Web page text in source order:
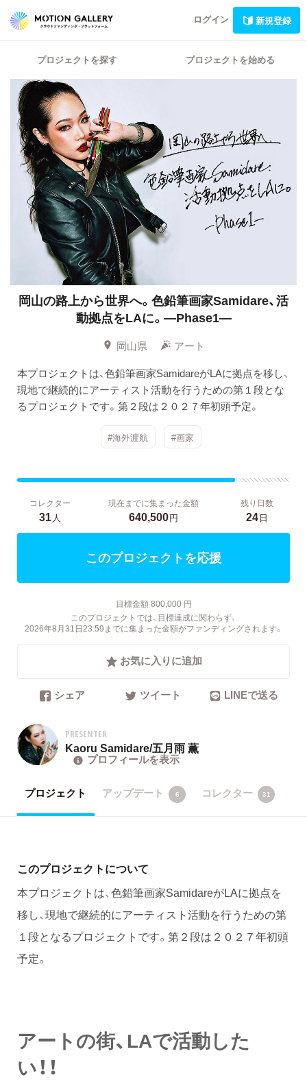
ログイン 新規登録
プロジェクトを探す プロジェクトを始める
岡山の路上から世界へ。 色鉛筆画家Samidare、活
動拠点をLAに。―Phase1―
岡山県
アート
本プロジェクトは、色鉛筆画家SamidareがLAに拠点を移し、
現地で継続的にアーティスト活動を行うための第１段とな
るプロジェクトです。第２段は２０２７年初頭予定。
#海外渡航 #画家
コレクター
31人
現在までに集まった金額
640,500円
残り日数
24日
このプロジェクトを応援
目標金額 800,000 円
このプロジェクトでは、目標達成に関わらず、
2026年8月31日23:59までに集まった金額がファンディングされます。
お気に入りに追加
シェア ツイート LINEで送る
PRESENTER
Kaoru Samidare/五月雨 薫
プロフィールを表示
プロジェクト アップデート 6 コレクター 31
このプロジェクトについて
本プロジェクトは、色鉛筆画家SamidareがLAに拠点を
移し、現地で継続的にアーティスト活動を行うための第
１段となるプロジェクトです。第２段は２０２７年初頭
予定。
アートの街、LAで活動した
い！！